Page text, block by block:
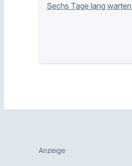
Sechs Tage lang
Anzeige